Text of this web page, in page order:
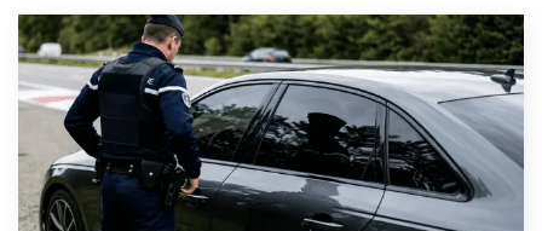
Dacia
Daewoo
Daihatsu
Dodge
Dongfeng